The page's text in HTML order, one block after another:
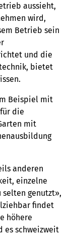
aussieht,
wird,
Betrieb sein
und die
bietet
Beispiel mit
die
mit
anderen
einzelne
selten genutzt»,
findet
höhere
es schweizweit